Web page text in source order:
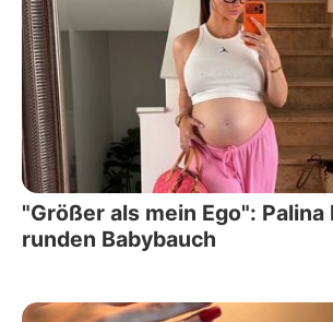
"Größer als mein Ego":
runden Babybauch